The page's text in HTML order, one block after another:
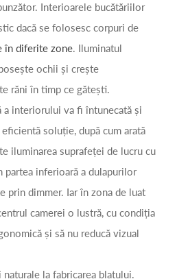
Interioarele bucătăriilor
dacă se folosesc corpuri de
în diferite zone. Iluminatul
ochii și crește
răni în timp ce gătești.
a interiorului va fi întunecată și
soluție, după cum arată
iluminarea suprafeței de lucru cu
partea inferioară a dulapurilor
prin dimmer. Iar în zona de luat
camerei o lustră, cu condiția
și să nu reducă vizual
la fabricarea blatului.